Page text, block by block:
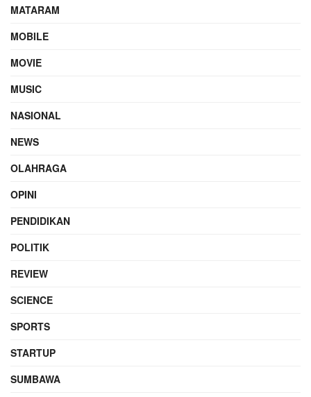
MATARAM
MOBILE
MOVIE
MUSIC
NASIONAL
NEWS
OLAHRAGA
OPINI
PENDIDIKAN
POLITIK
REVIEW
SCIENCE
SPORTS
STARTUP
SUMBAWA